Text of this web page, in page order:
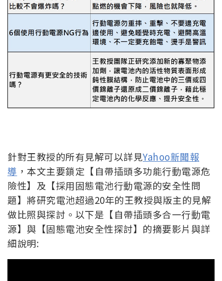
針對王教授的所有見解可以詳見Yahoo新聞報
導 ，本文主要鎖定【自帶插頭多功能行動電源危
險性】及【採用固態電池行動電源的安全性問
題】將研究電池超過20年的王教授與版主的見解
做比照與探討。 以下是【自帶插頭多合一行動電
源】與【固態電池安全性探討】的摘要影片與詳
細說明: